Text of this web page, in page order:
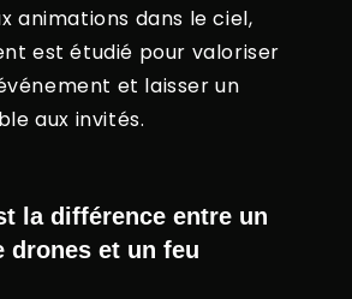
animations dans le ciel,
est étudié pour valoriser
et laisser un
aux invités.
la différence entre un
drones et un feu